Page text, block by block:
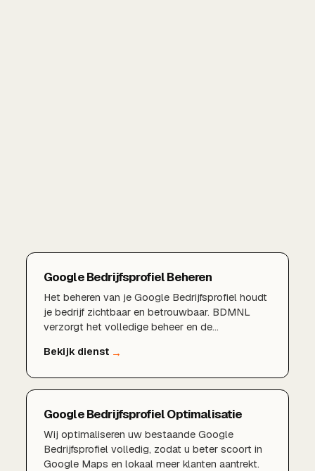
Google Bedrijfsprofiel Beheren
Het beheren van je Google Bedrijfsprofiel houdt
je bedrijf zichtbaar en betrouwbaar. BDMNL
verzorgt het volledige beheer en de
Google Bedrijfsprofiel Optimalisatie
Wij optimaliseren uw bestaande Google
Bedrijfsprofiel volledig, zodat u beter scoort in
Google Maps en lokaal meer klanten aantrekt.